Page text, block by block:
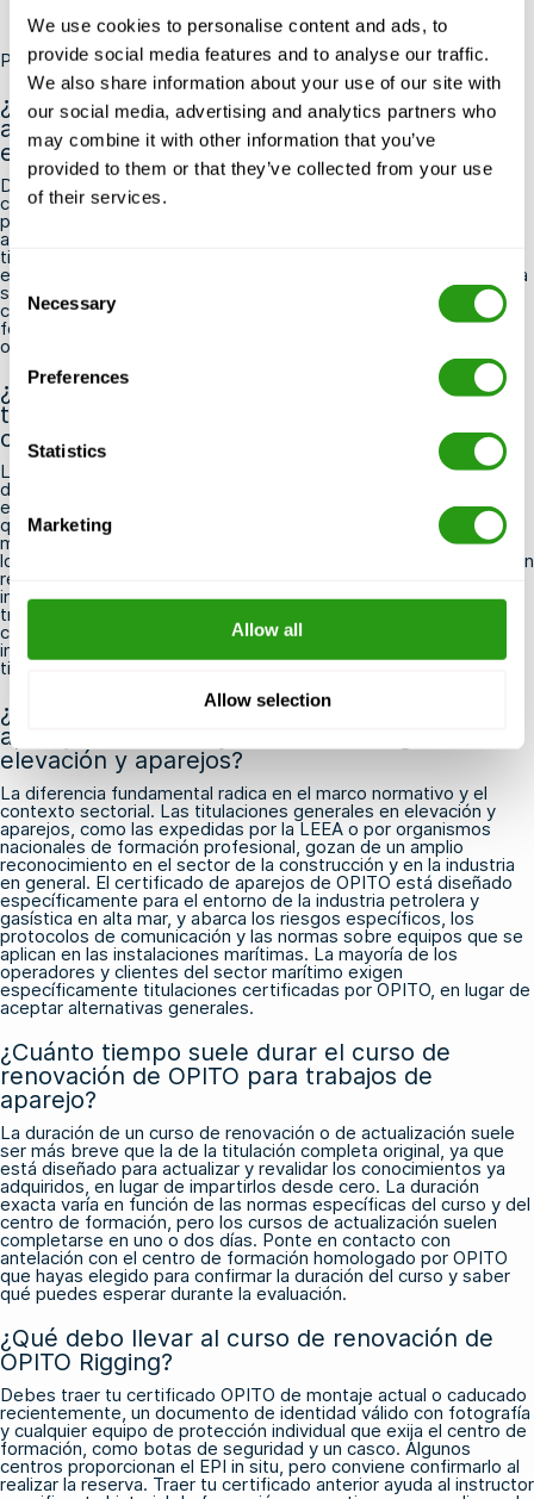
We use cookies to personalise content and ads, to
provide social media features and to analyse our traffic.
We also share information about your use of our site with
our social media, advertising and analytics partners who
may combine it with other information that you’ve
provided to them or that they’ve collected from your use
of their services.
Consent
Selection
Necessary
Preferences
Statistics
Marketing
Allow all
Allow selection
Preguntas frecuentes
¿Puedo hacer un curso de actualización
aunque mi certificado OPITO de montaje de
eslingas ya haya caducado?
Depende del tiempo que lleve caducado tu certificado. Muchos
centros de formación y las normas de OPITO permiten un breve
periodo de gracia durante el cual basta con realizar un curso de
actualización; sin embargo, si el certificado lleva caducado un
tiempo prolongado, es posible que tengas que volver a realizar
el curso inicial completo desde el principio. Para evitarlo, procura
siempre renovarlo antes de que caduque. Si tu certificado ya ha
caducado, ponte en contacto directamente con un centro de
formación homologado por OPITO para confirmar cuál es la
opción más adecuada para tu situación.
¿Mi certificado de aparejos de OPITO cubre
tanto las operaciones de elevación en tierra
como en alta mar?
Las titulaciones de OPITO en manipulación de cargas están
diseñadas específicamente para el sector del petróleo y el gas
en alta mar y gozan de reconocimiento en dicho ámbito, por lo
que se exigen y aceptan principalmente para trabajos en alta
mar. No obstante, muchos empleadores y jefes de proyecto de
los sectores más amplios de la energía y la construcción también
reconocen la competencia certificada por OPITO como un
indicador fiable de la destreza en la manipulación de cargas. Si
trabajas tanto en entornos terrestres como marítimos, consulta
con tu empleador si se requieren titulaciones adicionales o
independientes en manipulación de cargas para las obras en
tierra.
¿Cuál es la diferencia entre un certificado de
aparejos de OPITO y una titulación general en
elevación y aparejos?
La diferencia fundamental radica en el marco normativo y el
contexto sectorial. Las titulaciones generales en elevación y
aparejos, como las expedidas por la LEEA o por organismos
nacionales de formación profesional, gozan de un amplio
reconocimiento en el sector de la construcción y en la industria
en general. El certificado de aparejos de OPITO está diseñado
específicamente para el entorno de la industria petrolera y
gasística en alta mar, y abarca los riesgos específicos, los
protocolos de comunicación y las normas sobre equipos que se
aplican en las instalaciones marítimas. La mayoría de los
operadores y clientes del sector marítimo exigen
específicamente titulaciones certificadas por OPITO, en lugar de
aceptar alternativas generales.
¿Cuánto tiempo suele durar el curso de
renovación de OPITO para trabajos de
aparejo?
La duración de un curso de renovación o de actualización suele
ser más breve que la de la titulación completa original, ya que
está diseñado para actualizar y revalidar los conocimientos ya
adquiridos, en lugar de impartirlos desde cero. La duración
exacta varía en función de las normas específicas del curso y del
centro de formación, pero los cursos de actualización suelen
completarse en uno o dos días. Ponte en contacto con
antelación con el centro de formación homologado por OPITO
que hayas elegido para confirmar la duración del curso y saber
qué puedes esperar durante la evaluación.
¿Qué debo llevar al curso de renovación de
OPITO Rigging?
Debes traer tu certificado OPITO de montaje actual o caducado
recientemente, un documento de identidad válido con fotografía
y cualquier equipo de protección individual que exija el centro de
formación, como botas de seguridad y un casco. Algunos
centros proporcionan el EPI in situ, pero conviene confirmarlo al
realizar la reserva. Traer tu certificado anterior ayuda al instructor